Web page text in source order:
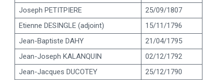
Joseph PETITPIERE
25/09/1807
Etienne DESINGLE (adjoint)
15/11/1796
Jean-Baptiste DAHY
21/04/1795
Jean-Joseph KALANQUIN
02/12/1792
Jean-Jacques DUCOTEY
25/12/1790